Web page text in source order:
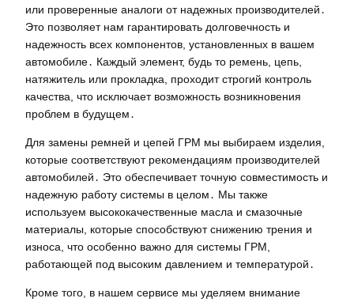
или проверенные аналоги от надежных производителей․
Это позволяет нам гарантировать долговечность и
надежность всех компонентов, установленных в вашем
автомобиле․ Каждый элемент, будь то ремень, цепь,
натяжитель или прокладка, проходит строгий контроль
качества, что исключает возможность возникновения
проблем в будущем․
Для замены ремней и цепей ГРМ мы выбираем изделия,
которые соответствуют рекомендациям производителей
автомобилей․ Это обеспечивает точную совместимость и
надежную работу системы в целом․ Мы также
используем высококачественные масла и смазочные
материалы, которые способствуют снижению трения и
износа, что особенно важно для системы ГРМ,
работающей под высоким давлением и температурой․
Кроме того, в нашем сервисе мы уделяем внимание